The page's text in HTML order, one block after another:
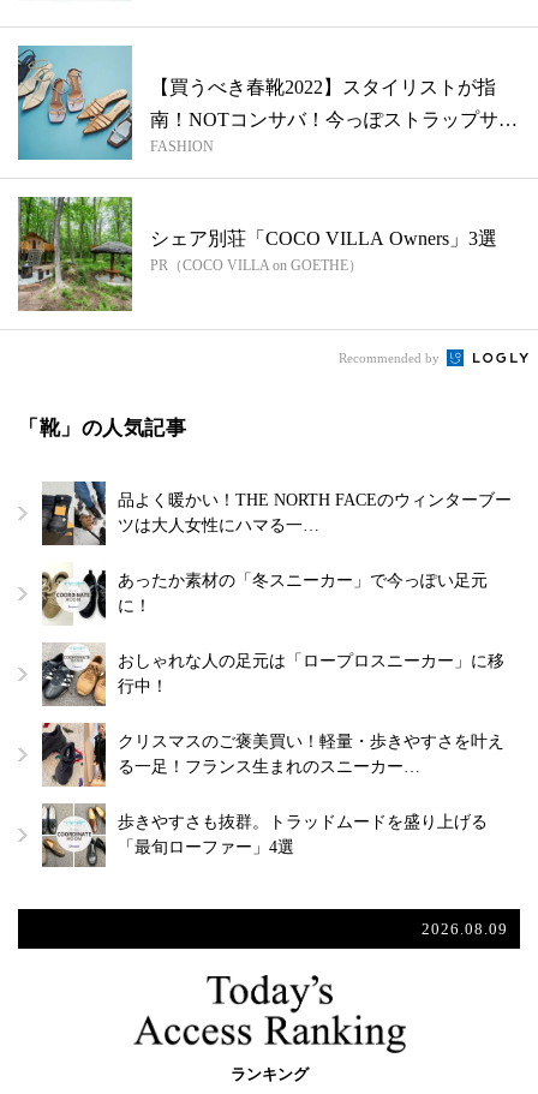
【買うべき春靴2022】スタイリストが指
南！NOTコンサバ！今っぽストラップサ
ン...
FASHION
シェア別荘「COCO VILLA Owners」3選
PR（COCO VILLA on GOETHE）
Recommended by
「靴」の人気記事
品よく暖かい！THE NORTH FACEのウィンターブー
ツは大人女性にハマる一…
あったか素材の「冬スニーカー」で今っぽい足元
に！
おしゃれな人の足元は「ロープロスニーカー」に移
行中！
クリスマスのご褒美買い！軽量・歩きやすさを叶え
る一足！フランス生まれのスニーカー…
歩きやすさも抜群。トラッドムードを盛り上げる
「最旬ローファー」4選
2026.08.09
ランキング